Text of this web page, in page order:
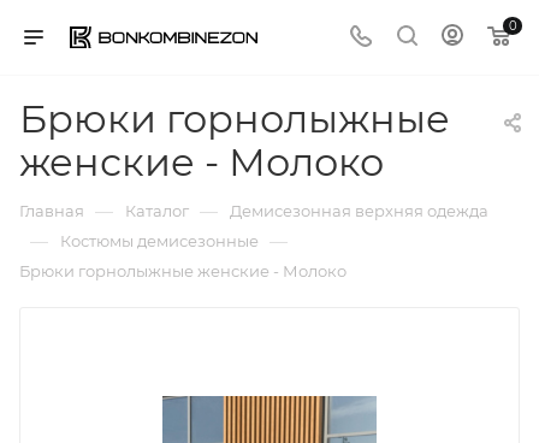
0
Брюки горнолыжные
женские - Молоко
Главная — Каталог — Демисезонная верхняя одежда
— Костюмы демисезонные —
Брюки горнолыжные женские - Молоко